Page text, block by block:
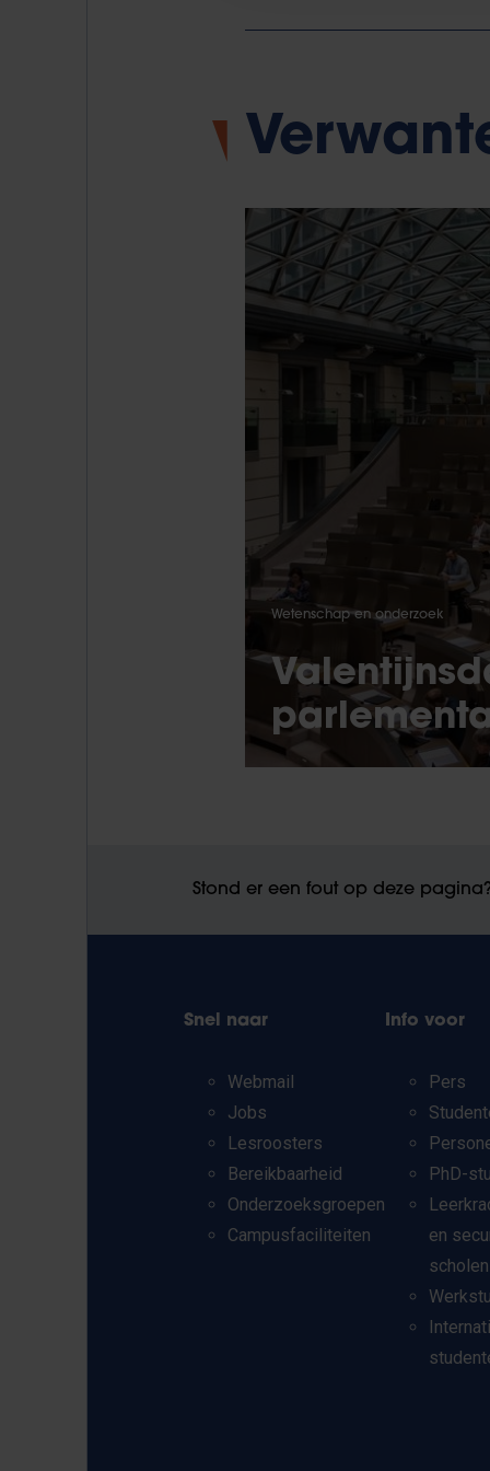
Wetenschap en onderzoek
Stond er een fout op deze
Snel naar
Webmail
Jobs
Lesroosters
Bereikbaarheid
Onderzoeksgroepen
Campusfaciliteiten
Info voor
Pers
PhD-
en
scholen